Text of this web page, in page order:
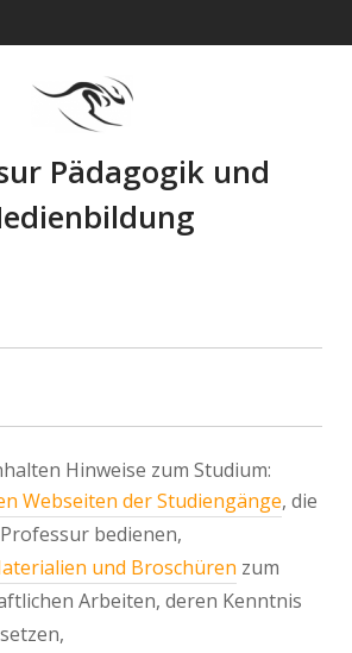
Pädagogik und
Hinweise zum Studium:
Webseiten der Studiengänge, die
bedienen,
und Broschüren zum
Arbeiten, deren Kenntnis